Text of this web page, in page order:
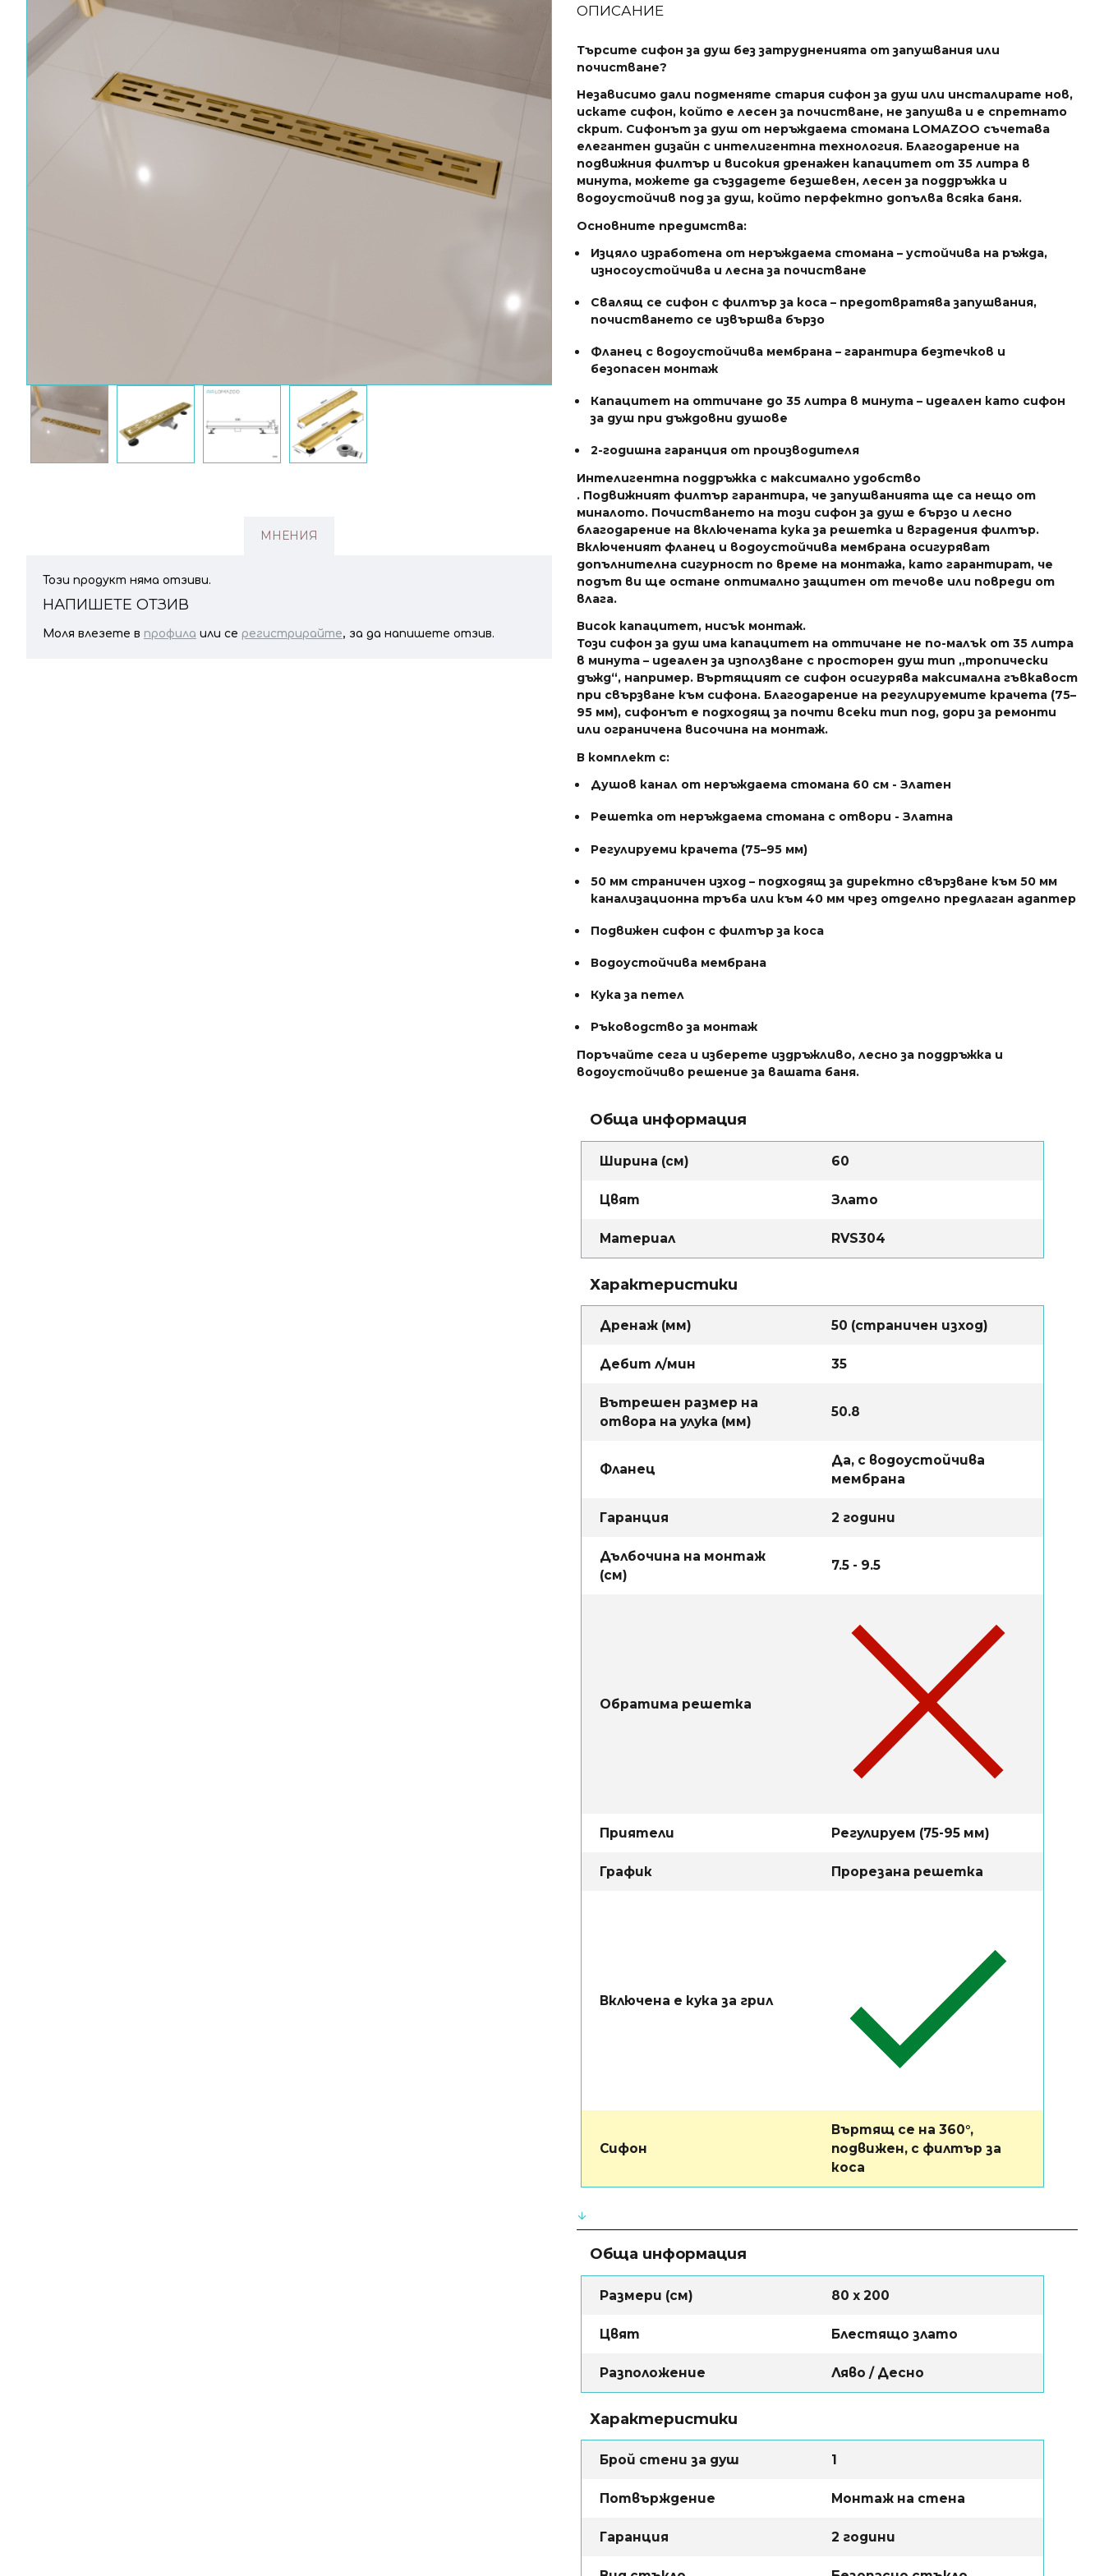
МНЕНИЯ
Този продукт няма отзиви.
НАПИШЕТЕ ОТЗИВ
Моля влезете в профила или се регистрирайте, за да напишете отзив.
ОПИСАНИЕ
Търсите сифон за душ без затрудненията от запушвания или
почистване?
Независимо дали подменяте стария сифон за душ или инсталирате нов,
искате сифон, който е лесен за почистване, не запушва и е спретнато
скрит. Сифонът за душ от неръждаема стомана LOMAZOO съчетава
елегантен дизайн с интелигентна технология. Благодарение на
подвижния филтър и високия дренажен капацитет от 35 литра в
минута, можете да създадете безшевен, лесен за поддръжка и
водоустойчив под за душ, който перфектно допълва всяка баня.
Основните предимства:
Изцяло изработена от неръждаема стомана – устойчива на ръжда,
износоустойчива и лесна за почистване
Свалящ се сифон с филтър за коса – предотвратява запушвания,
почистването се извършва бързо
Фланец с водоустойчива мембрана – гарантира безтечков и
безопасен монтаж
Капацитет на оттичане до 35 литра в минута – идеален като сифон
за душ при дъждовни душове
2-годишна гаранция от производителя
Интелигентна поддръжка с максимално удобство
. Подвижният филтър гарантира, че запушванията ще са нещо от
миналото. Почистването на този сифон за душ е бързо и лесно
благодарение на включената кука за решетка и вградения филтър.
Включеният фланец и водоустойчива мембрана осигуряват
допълнителна сигурност по време на монтажа, като гарантират, че
подът ви ще остане оптимално защитен от течове или повреди от
влага.
Висок капацитет, нисък монтаж.
Този сифон за душ има капацитет на оттичане не по-малък от 35 литра
в минута – идеален за използване с просторен душ тип „тропически
дъжд“, например. Въртящият се сифон осигурява максимална гъвкавост
при свързване към сифона. Благодарение на регулируемите крачета (75–
95 мм), сифонът е подходящ за почти всеки тип под, дори за ремонти
или ограничена височина на монтаж.
В комплект с:
Душов канал от неръждаема стомана 60 см - Златен
Решетка от неръждаема стомана с отвори - Златна
Регулируеми крачета (75–95 мм)
50 мм страничен изход – подходящ за директно свързване към 50 мм
канализационна тръба или към 40 мм чрез отделно предлаган адаптер
Подвижен сифон с филтър за коса
Водоустойчива мембрана
Кука за петел
Ръководство за монтаж
Поръчайте сега и изберете издръжливо, лесно за поддръжка и
водоустойчиво решение за вашата баня.
Обща информация
Ширина (см) 60
Цвят Злато
Материал RVS304
Характеристики
Дренаж (мм) 50 (страничен изход)
Дебит л/мин 35
Вътрешен размер на
отвора на улука (мм)
50.8
Фланец
Да, с водоустойчива
мембрана
Гаранция 2 години
Дълбочина на монтаж
(см)
7.5 - 9.5
Обратима решетка
Приятели Регулируем (75-95 мм)
График Прорезана решетка
Включена е кука за грил
Сифон
Въртящ се на 360°,
подвижен, с филтър за
коса
Обща информация
Размери (см) 80 х 200
Цвят Блестящо злато
Разположение Ляво / Десно
Характеристики
Брой стени за душ 1
Потвърждение Монтаж на стена
Гаранция 2 години